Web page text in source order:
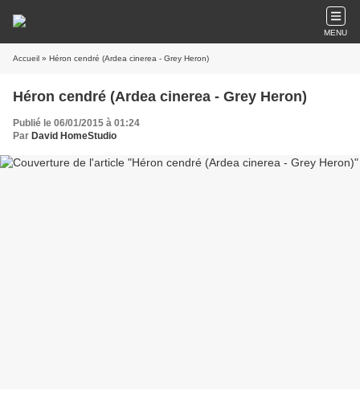
MENU
Accueil » Héron cendré (Ardea cinerea - Grey Heron)
Héron cendré (Ardea cinerea - Grey Heron)
Publié le 06/01/2015 à 01:24
Par David HomeStudio